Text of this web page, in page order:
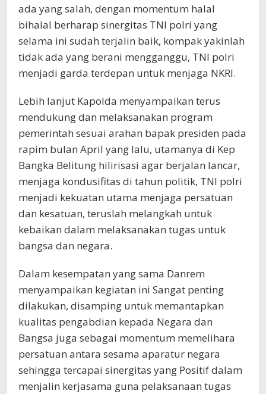
ada yang salah, dengan momentum halal
bihalal berharap sinergitas TNI polri yang
selama ini sudah terjalin baik, kompak yakinlah
tidak ada yang berani mengganggu, TNI polri
menjadi garda terdepan untuk menjaga NKRI.
Lebih lanjut Kapolda menyampaikan terus
mendukung dan melaksanakan program
pemerintah sesuai arahan bapak presiden pada
rapim bulan April yang lalu, utamanya di Kep
Bangka Belitung hilirisasi agar berjalan lancar,
menjaga kondusifitas di tahun politik, TNI polri
menjadi kekuatan utama menjaga persatuan
dan kesatuan, teruslah melangkah untuk
kebaikan dalam melaksanakan tugas untuk
bangsa dan negara.
Dalam kesempatan yang sama Danrem
menyampaikan kegiatan ini Sangat penting
dilakukan, disamping untuk memantapkan
kualitas pengabdian kepada Negara dan
Bangsa juga sebagai momentum memelihara
persatuan antara sesama aparatur negara
sehingga tercapai sinergitas yang Positif dalam
menjalin kerjasama guna pelaksanaan tugas